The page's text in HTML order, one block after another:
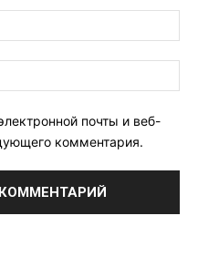
почты и веб-
комментария.